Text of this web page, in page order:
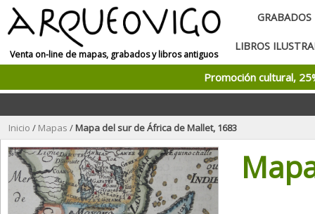
Venta on-line de mapas, grabados y libros antiguos
GRABADOS
LIBROS
Promoción cultural,
Inicio / Mapas /Mapa del sur de África de Mallet, 1683